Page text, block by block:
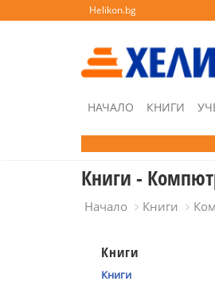
Helikon.bg
НАЧАЛО КНИГИ
Книги -
Начало Книги
Книги
Книги